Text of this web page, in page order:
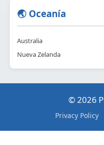
🌏 Oceanía
Australia
Nueva Zelanda
© 2026
Privacy Policy